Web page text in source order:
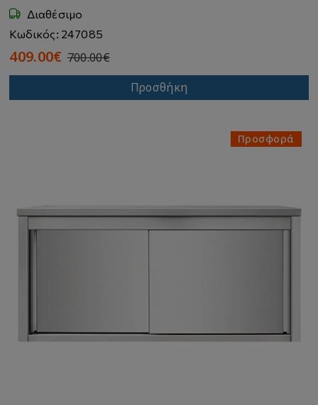
Διαθέσιμο
Κωδικός: 247085
409.00€ 700.00€
Προσθήκη
Προσφορά